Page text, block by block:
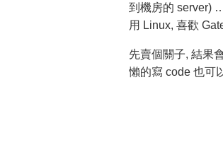
到機房的 server)
用 Linux, 喜歡
先賣個關子, 結果
懶的寫 code 也可